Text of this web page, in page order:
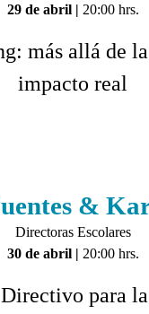
29 de abril | 20:00 hrs.
más allá de
impacto real
&
Directoras Escolares
30 de abril | 20:00 hrs.
para